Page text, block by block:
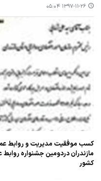
۱۳۹۷-۱۱-۲۶ ۰۵:۰۴
كسب موفقیت مدیریت و روابط
مازندران دردومین جشنواره
كشور